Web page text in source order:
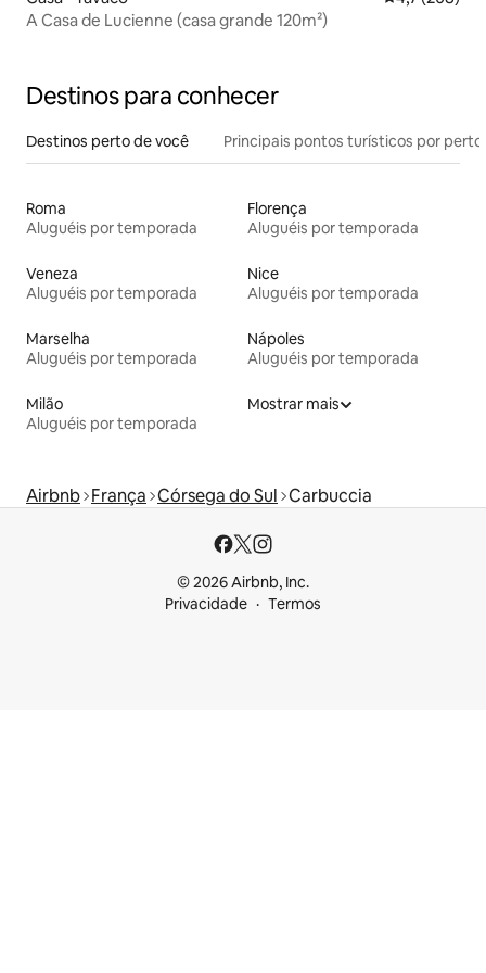
A Casa de Lucienne (casa grande 120m²)
Destinos para conhecer
Destinos perto de você Principais pontos turísticos por perto
Roma
Aluguéis por temporada
Florença
Aluguéis por temporada
Veneza
Aluguéis por temporada
Nice
Aluguéis por temporada
Marselha
Aluguéis por temporada
Nápoles
Aluguéis por temporada
Milão
Aluguéis por temporada
Mostrar mais
Airbnb França Córsega do Sul Carbuccia
© 2026 Airbnb, Inc.
Privacidade
Termos